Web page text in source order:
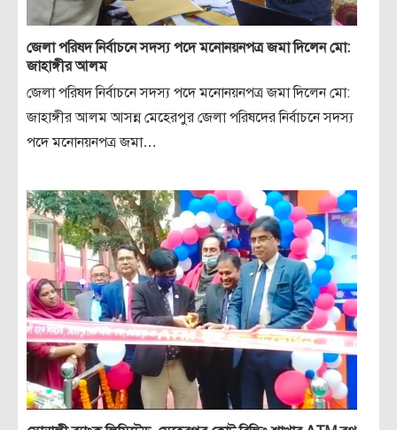
জেলা পরিষদ নির্বাচনে সদস্য পদে মনোনয়নপত্র জমা দিলেন মো:
জাহাঙ্গীর আলম
জেলা পরিষদ নির্বাচনে সদস্য পদে মনোনয়নপত্র জমা দিলেন মো:
জাহাঙ্গীর আলম আসন্ন মেহেরপুর জেলা পরিষদের নির্বাচনে সদস্য
পদে মনোনয়নপত্র জমা…